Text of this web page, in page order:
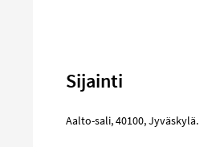
Sijainti
Aalto-sali,40100,Jyväskylä.